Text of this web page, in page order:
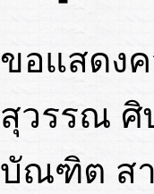
ขอแสดง
สุวรรณ ศิ
บัณฑิต สา